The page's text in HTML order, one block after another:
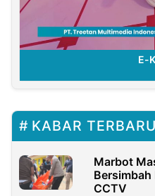
E-
KABAR TERBARU
Marbot
Bersimbah
CCTV